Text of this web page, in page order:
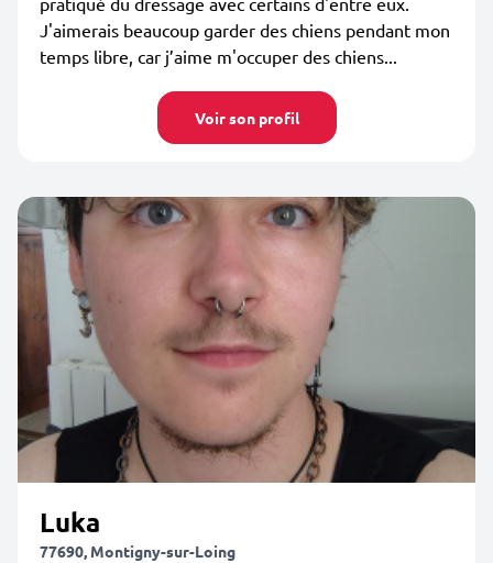
J'aimerais beaucoup garder des chiens pendant mon
temps libre, car j’aime m'occuper des chiens...
Voir son profil
Luka
77690, Montigny-sur-Loing